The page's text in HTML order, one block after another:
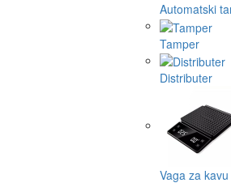
Automatski
Tamper
Distributer
Vaga za kavu